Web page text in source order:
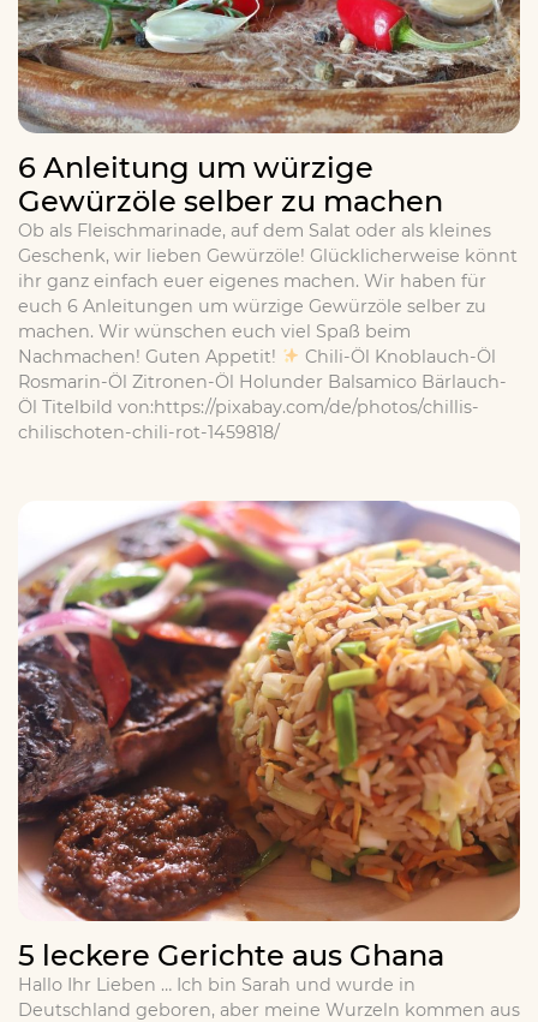
6 Anleitung um würzige
Gewürzöle selber zu machen
Ob als Fleischmarinade, auf dem Salat oder als kleines
Geschenk, wir lieben Gewürzöle! Glücklicherweise könnt
ihr ganz einfach euer eigenes machen. Wir haben für
euch 6 Anleitungen um würzige Gewürzöle selber zu
machen. Wir wünschen euch viel Spaß beim
Nachmachen! Guten Appetit!
Chili-Öl Knoblauch-Öl
Rosmarin-Öl Zitronen-Öl Holunder Balsamico Bärlauch-
Öl Titelbild von:https://pixabay.com/de/photos/chillis-
chilischoten-chili-rot-1459818/
5 leckere Gerichte aus Ghana
Hallo Ihr Lieben … Ich bin Sarah und wurde in
Deutschland geboren, aber meine Wurzeln kommen aus